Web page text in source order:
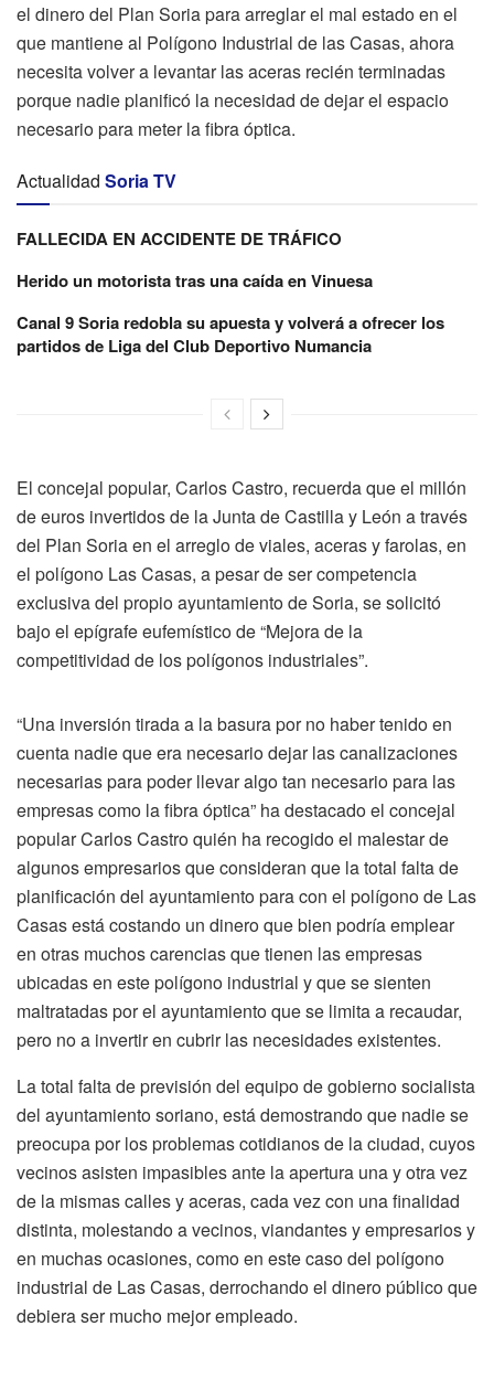
el dinero del Plan Soria para arreglar el mal estado en el
que mantiene al Polígono Industrial de las Casas, ahora
necesita volver a levantar las aceras recién terminadas
porque nadie planificó la necesidad de dejar el espacio
necesario para meter la fibra óptica.
Actualidad Soria TV
FALLECIDA EN ACCIDENTE DE TRÁFICO
Herido un motorista tras una caída en Vinuesa
Canal 9 Soria redobla su apuesta y volverá a ofrecer los
partidos de Liga del Club Deportivo Numancia
El concejal popular, Carlos Castro, recuerda que el millón
de euros invertidos de la Junta de Castilla y León a través
del Plan Soria en el arreglo de viales, aceras y farolas, en
el polígono Las Casas, a pesar de ser competencia
exclusiva del propio ayuntamiento de Soria, se solicitó
bajo el epígrafe eufemístico de “Mejora de la
competitividad de los polígonos industriales”.
“Una inversión tirada a la basura por no haber tenido en
cuenta nadie que era necesario dejar las canalizaciones
necesarias para poder llevar algo tan necesario para las
empresas como la fibra óptica” ha destacado el concejal
popular Carlos Castro quién ha recogido el malestar de
algunos empresarios que consideran que la total falta de
planificación del ayuntamiento para con el polígono de Las
Casas está costando un dinero que bien podría emplear
en otras muchos carencias que tienen las empresas
ubicadas en este polígono industrial y que se sienten
maltratadas por el ayuntamiento que se limita a recaudar,
pero no a invertir en cubrir las necesidades existentes.
La total falta de previsión del equipo de gobierno socialista
del ayuntamiento soriano, está demostrando que nadie se
preocupa por los problemas cotidianos de la ciudad, cuyos
vecinos asisten impasibles ante la apertura una y otra vez
de la mismas calles y aceras, cada vez con una finalidad
distinta, molestando a vecinos, viandantes y empresarios y
en muchas ocasiones, como en este caso del polígono
industrial de Las Casas, derrochando el dinero público que
debiera ser mucho mejor empleado.